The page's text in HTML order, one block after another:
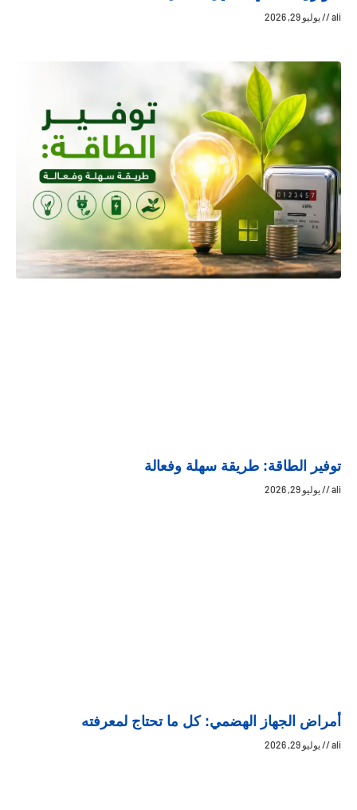
ali يوليو 29, 2026
توفير الطاقة: طريقة سهلة وفعالة
ali يوليو 29, 2026
أمراض الجهاز الهضمي: كل ما تحتاج لمعرفته
ali يوليو 29, 2026